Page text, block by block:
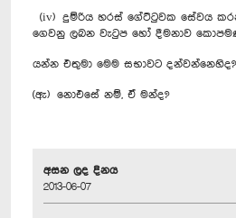
(iv) දුම්රිය හරස් ගේට්ටුවක සේවය
ගෙවනු ලබන වැටුප හෝ දීමනාව
යන්න එතුමා මෙම සභාවට දන්වන්නෙහිද?
(ඇ) නොඑසේ නම්, ඒ මන්ද?
අසන ලද දිනය
2013-06-07